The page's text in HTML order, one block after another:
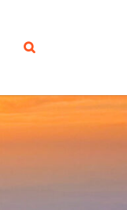
SEARCH